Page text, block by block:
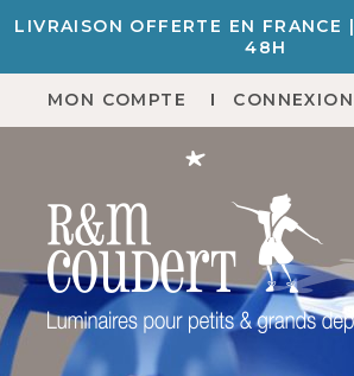
LIVRAISON OFFERTE EN FRANCE
48H
MON COMPTE CONNEXION